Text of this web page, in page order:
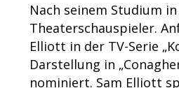
Nach seinem Studium
Theaterschauspieler.
Elliott in der TV-Serie
Darstellung in
nominiert. Sam Elliott